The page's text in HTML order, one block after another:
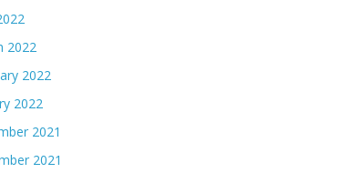
2022
2022
2022
2021
2021